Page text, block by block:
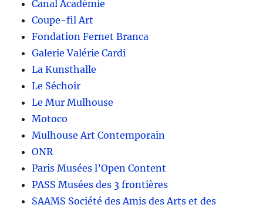
Canal Académie
Coupe-fil Art
Fondation Fernet Branca
Galerie Valérie Cardi
La Kunsthalle
Le Séchoir
Le Mur Mulhouse
Motoco
Mulhouse Art Contemporain
ONR
Paris Musées l’Open Content
PASS Musées des 3 frontières
SAAMS Société des Amis des Arts et des